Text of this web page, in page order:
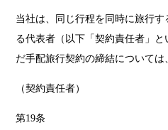
当社は、同じ行程を同時に旅行
る代表者（以下「契約責任者」
だ手配旅行契約の締結については
（契約責任者）
第19条